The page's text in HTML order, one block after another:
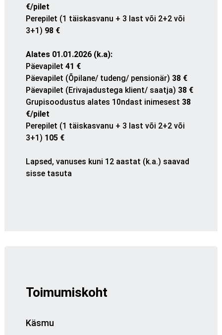
€/pilet
Perepilet (1 täiskasvanu + 3 last või 2+2 või
3+1) 98 €
Alates 01.01.2026 (k.a):
Päevapilet 41 €
Päevapilet (Õpilane/ tudeng/ pensionär) 38 €
Päevapilet (Erivajadustega klient/ saatja) 38 €
Grupisoodustus alates 10ndast inimesest 38
€/pilet
Perepilet (1 täiskasvanu + 3 last või 2+2 või
3+1) 105 €
Lapsed, vanuses kuni 12 aastat (k.a.) saavad
sisse tasuta
Toimumiskoht
Käsmu